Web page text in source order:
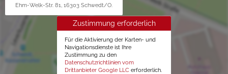
Ehm-Welk-Str. 81, 16303 Schwedt/O.
Zustimmung erforderlich
Für die Aktivierung der Karten- und
Navigationsdienste ist Ihre
Zustimmung zu den
Datenschutzrichtlinien vom
Drittanbieter Google LLC erforderlich.